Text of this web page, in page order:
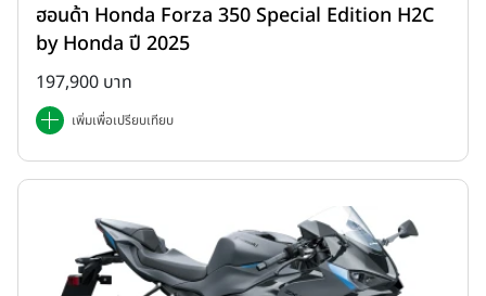
ฮอนด้า Honda Forza 350 Special Edition H2C
by Honda ปี 2025
197,900 บาท
เพิ่มเพื่อเปรียบเทียบ